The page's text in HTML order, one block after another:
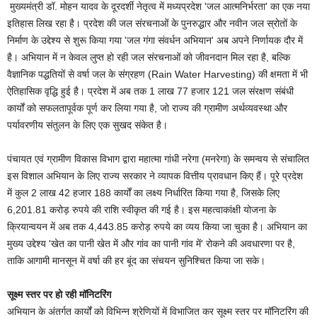
मुख्यमंत्री डॉ. मोहन यादव के दूरदर्शी नेतृत्व में मध्यप्रदेश 'जल आत्मनिर्भरता' का एक नया
इतिहास लिख रहा है। प्रदेश की जल संरचनाओं के पुनरुद्धार और नवीन जल स्रोतों के
निर्माण के उद्देश्य से शुरू किया गया 'जल गंगा संवर्धन अभियान' अब अपने निर्णायक दौर में
है। अभियान में न केवल लुप्त हो रही जल संरचनाओं को जीवनदान मिल रहा है, बल्कि
वैज्ञानिक पद्धतियों से वर्षा जल के संग्रहण (Rain Water Harvesting) की क्षमता में भी
ऐतिहासिक वृद्धि हुई है। प्रदेश में अब तक 1 लाख 77 हजार 121 जल संरक्षण संबंधी
कार्यों को सफलतापूर्वक पूर्ण कर लिया गया है, जो राज्य की ग्रामीण अर्थव्यवस्था और
पर्यावरणीय संतुलन के लिए एक सुखद संकेत है।
पंचायत एवं ग्रामीण विकास विभाग द्वारा महात्मा गांधी नरेगा (मनरेगा) के समन्वय से संचालित
इस विशाल अभियान के लिए राज्य सरकार ने व्यापक वित्तीय प्रावधान किए हैं। पूरे प्रदेश
में कुल 2 लाख 42 हजार 188 कार्यों का लक्ष्य निर्धारित किया गया है, जिसके लिए
6,201.81 करोड़ रुपये की राशि स्वीकृत की गई है। इस महत्वाकांक्षी योजना के
क्रियान्वयन में अब तक 4,443.85 करोड़ रुपये का व्यय किया जा चुका है। अभियान का
मुख्य उद्देश्य 'खेत का पानी खेत में और गांव का पानी गांव में' रोकने की अवधारणा पर है,
ताकि आगामी मानसून में वर्षा की हर बूंद का संचयन सुनिश्चित किया जा सके।
सूक्ष्म स्तर पर हो रही मॉनिटरिंग
अभियान के अंतर्गत कार्यों को विभिन्न श्रेणियों में विभाजित कर सूक्ष्म स्तर पर मॉनिटरिंग की